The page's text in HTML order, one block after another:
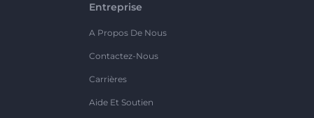
Entreprise
A Propos De Nous
Contactez-Nous
Carrières
Aide Et Soutien